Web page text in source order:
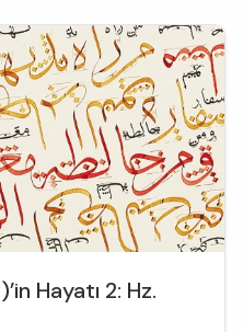
İbrahim (as) ...
Hayatı 2: Hz.